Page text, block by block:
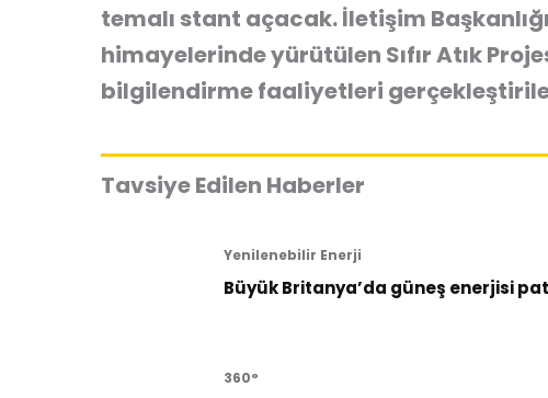
temalı stant açacak. İletişim
himayelerinde yürütülen Sıfır Atık
bilgilendirme faaliyetleri
Tavsiye Edilen Haberler
Yenilenebilir Enerji
Büyük Britanya’da güneş enerjisi
360°